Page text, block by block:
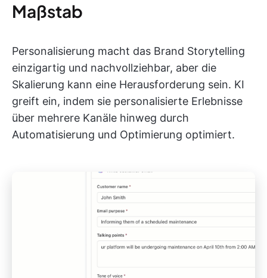
Maßstab
Personalisierung macht das Brand Storytelling
einzigartig und nachvollziehbar, aber die
Skalierung kann eine Herausforderung sein. KI
greift ein, indem sie personalisierte Erlebnisse
über mehrere Kanäle hinweg durch
Automatisierung und Optimierung optimiert.